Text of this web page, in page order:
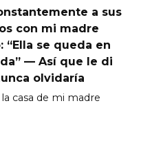
a sus
con mi madre
se queda en
— Así que le di
olvidaría
casa de mi madre